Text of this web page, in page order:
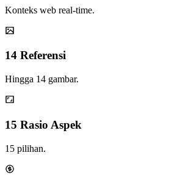
Konteks web real-time.
14 Referensi
Hingga 14 gambar.
15 Rasio Aspek
15 pilihan.